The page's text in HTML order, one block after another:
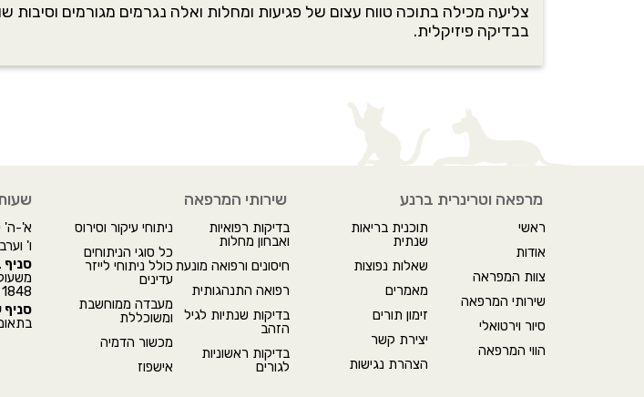
צליעה מכילה בתוכה טווח עצום של פגיעות ומחלות ואלה נגרמים מגורמים
בבדיקה פיזיקלית.
מרפאה וטרינרית ברנע
ראשי
אודות
צוות המפראה
שירותי המרפאה
סיור וירטואלי
הווי המרפאה
תוכנית בריאות
שנתית
שאלות נפוצות
מאמרים
זימון תורים
יצירת קשר
הצהרת נגישות
שירותי המרפאה
בדיקות רפואיות
ואבחון מחלות
חיסונים ורפואה מונעת
רפואה התנהגותית
בדיקות שנתיות לגיל
הזהב
בדיקות ראשוניות
לגורים
ניתוחי עיקור וסירוס
כל סוגי הניתוחים
כולל ניתוחי לייזר
עדינים
מעבדה ממוחשבת
ומשוכללת
מכשור הדמיה
אישפוז
א'-ה' 8:00-20:00
ו' וערבי חג
1848
סניף
בתאום